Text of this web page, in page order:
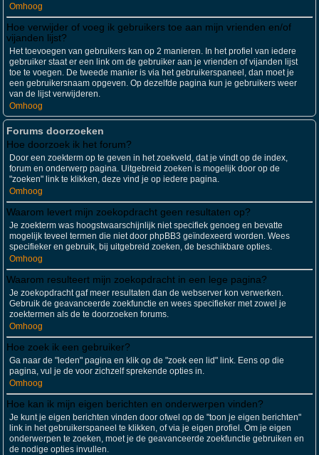
Omhoog
Hoe verwijder of voeg ik gebruikers toe aan mijn vrienden en/of
vijanden lijst?
Het toevoegen van gebruikers kan op 2 manieren. In het profiel van iedere
gebruiker staat er een link om de gebruiker aan je vrienden of vijanden lijst
toe te voegen. De tweede manier is via het gebruikerspaneel, dan moet je
een gebruikersnaam opgeven. Op dezelfde pagina kun je gebruikers weer
van de lijst verwijderen.
Omhoog
Forums doorzoeken
Hoe doorzoek ik het forum?
Door een zoekterm op te geven in het zoekveld, dat je vindt op de index,
forum en onderwerp pagina. Uitgebreid zoeken is mogelijk door op de
"zoeken" link te klikken, deze vind je op iedere pagina.
Omhoog
Waarom levert mijn zoekopdracht geen resultaten op?
Je zoekterm was hoogstwaarschijnlijk niet specifiek genoeg en bevatte
mogelijk teveel termen die niet door phpBB3 geïndexeerd worden. Wees
specifieker en gebruik, bij uitgebreid zoeken, de beschikbare opties.
Omhoog
Waarom resulteert mijn zoekopdracht in een lege pagina?
Je zoekopdracht gaf meer resultaten dan de webserver kon verwerken.
Gebruik de geavanceerde zoekfunctie en wees specifieker met zowel je
zoektermen als de te doorzoeken forums.
Omhoog
Hoe zoek ik een gebruiker?
Ga naar de "leden" pagina en klik op de "zoek een lid" link. Eens op die
pagina, vul je de voor zichzelf sprekende opties in.
Omhoog
Hoe kan ik mijn eigen berichten en onderwerpen vinden?
Je kunt je eigen berichten vinden door ofwel op de "toon je eigen berichten"
link in het gebruikerspaneel te klikken, of via je eigen profiel. Om je eigen
onderwerpen te zoeken, moet je de geavanceerde zoekfunctie gebruiken en
de nodige opties invullen.